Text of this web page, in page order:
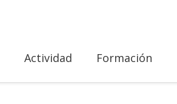
Actividad Formación